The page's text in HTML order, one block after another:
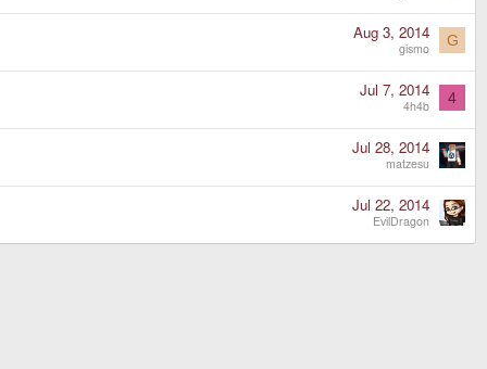
Aug 3, 2014
gismo G
Jul 7, 2014
4h4b 4
Jul 28, 2014
matzesu
Jul 22, 2014
EvilDragon